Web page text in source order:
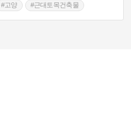
#고양 #근대토목건축물
#경기도근대역사